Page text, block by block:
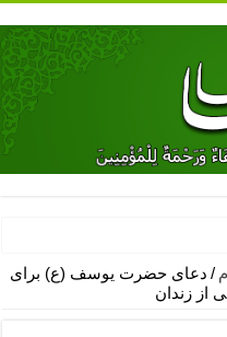
جلب محبت شوهر
روزی‌ بخش
/ دعای حضرت یوسف (ع) برای
از زندان